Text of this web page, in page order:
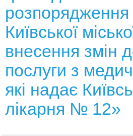
розпорядження
Київської
внесення змін
послуги з
які надає
лікарня № 12»